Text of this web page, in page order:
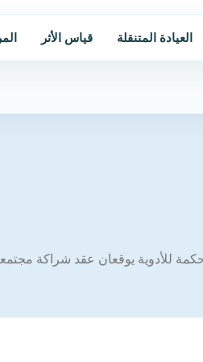
العيادة المتنقلة قياس الأثر
للأدوية يوقعان عقد شراكة